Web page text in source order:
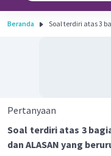
Beranda Soal terdiri atas 3
Pertanyaan
Soal terdiri atas 3
dan ALASAN yang